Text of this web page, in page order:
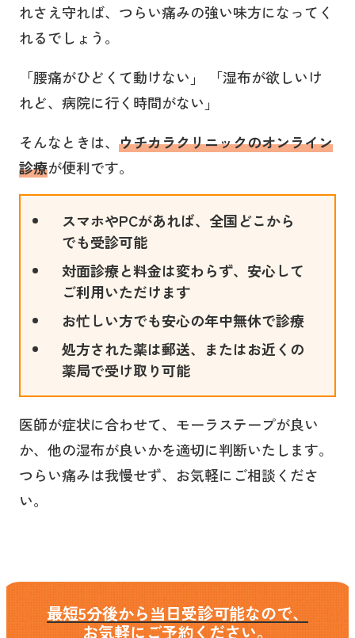
れさえ守れば、つらい痛みの強い味方になってく
れるでしょう。
「腰痛がひどくて動けない」 「湿布が欲しいけ
れど、病院に行く時間がない」
そんなときは、 ウチカラクリニックのオンライン
診療が便利です。
スマホやPCがあれば、全国どこから
でも受診可能
対面診療と料金は変わらず、安心して
ご利用いただけます
お忙しい方でも安心の年中無休で診療
処方された薬は郵送、またはお近くの
薬局で受け取り可能
医師が症状に合わせて、モーラステープが良い
か、他の湿布が良いかを適切に判断いたします。
つらい痛みは我慢せず、お気軽にご相談くださ
い。
最短5分後から当日受診可能なので、
お気軽にご予約ください。